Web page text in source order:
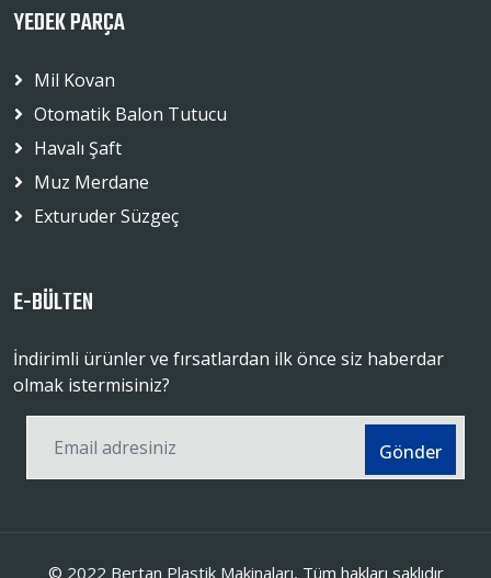
YEDEK PARÇA
Mil Kovan
Otomatik Balon Tutucu
Havalı Şaft
Muz Merdane
Exturuder Süzgeç
E-BÜLTEN
İndirimli ürünler ve fırsatlardan ilk önce siz haberdar
olmak istermisiniz?
Gönder
© 2022 Bertan Plastik Makinaları, Tüm hakları saklıdır